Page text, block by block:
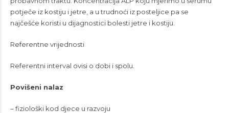
potječe iz kostiju i jetre, a u trudnoći iz posteljice pa se
najčešće koristi u dijagnostici bolesti jetre i kostiju.
Referentne vrijednosti
Referentni interval ovisi o dobi i spolu.
Povišeni nalaz
– fiziološki kod djece u razvoju